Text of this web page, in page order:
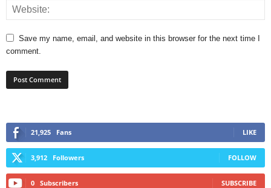
Save my name, email, and website in this browser for the next time I
comment.
21,925 Fans LIKE
3,912 Followers FOLLOW
0 Subscribers SUBSCRIBE